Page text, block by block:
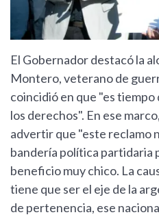
El Gobernador destacó la
Montero, veterano de
coincidió en que "es
los derechos". En ese
advertir que "este reclamo
bandería política partidaria
beneficio muy chico. La
tiene que ser el eje de la
de pertenencia, ese